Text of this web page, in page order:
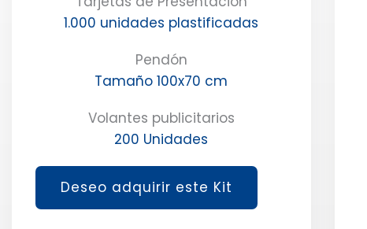
1.000 unidades plastificadas
Pendón
Tamaño 100x70 cm
Volantes publicitarios
200 Unidades
Deseo adquirir este Kit